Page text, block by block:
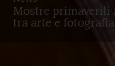
Mostre primaverili
tra arte e fotografia